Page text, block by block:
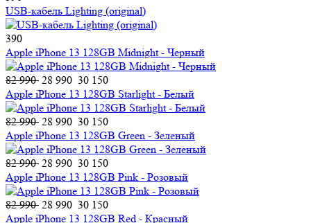
USB-кабель Lighting (original)
390
Apple iPhone 13 128GB Midnight - Черный
82 990 28 990 30 150
Apple iPhone 13 128GB Starlight - Белый
82 990 28 990 30 150
Apple iPhone 13 128GB Green - Зеленый
82 990 28 990 30 150
Apple iPhone 13 128GB Pink - Розовый
82 990 28 990 30 150
Apple iPhone 13 128GB Red - Красный